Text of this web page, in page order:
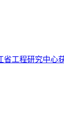
省工程研究中心